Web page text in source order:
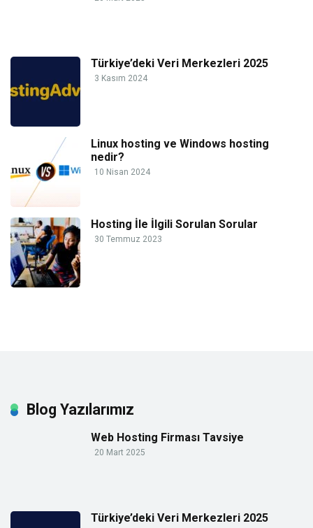
Türkiye’deki Veri Merkezleri 2025
3 Kasım 2024
Linux hosting ve Windows hosting
nedir?
10 Nisan 2024
Hosting İle İlgili Sorulan Sorular
30 Temmuz 2023
Blog Yazılarımız
Web Hosting Firması Tavsiye
20 Mart 2025
Türkiye’deki Veri Merkezleri 2025